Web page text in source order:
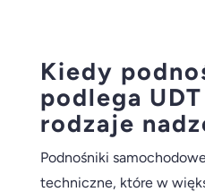
Kiedy
podlega
rodzaje
Podnośniki
techniczne, które w